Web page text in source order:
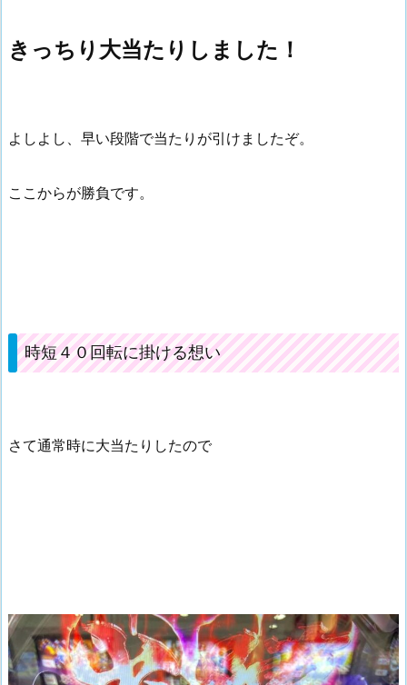
きっちり大当たりしました！
よしよし、早い段階で当たりが引けましたぞ。
ここからが勝負です。
時短４０回転に掛ける想い
さて通常時に大当たりしたので